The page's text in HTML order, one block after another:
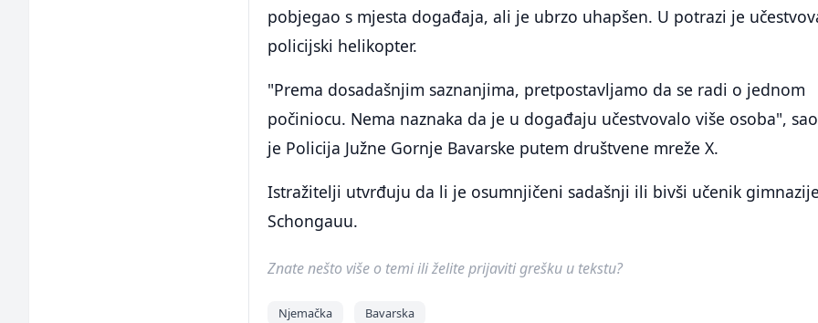
pobjegao s mjesta događaja, ali je ubrzo uhapšen. U potrazi je
policijski helikopter.
"Prema dosadašnjim saznanjima, pretpostavljamo da se radi o jednom
počiniocu. Nema naznaka da je u događaju učestvovalo više osoba",
je Policija Južne Gornje Bavarske putem društvene mreže X.
Istražitelji utvrđuju da li je osumnjičeni sadašnji ili bivši učenik
Schongauu.
Znate nešto više o temi ili želite prijaviti grešku u tekstu?
Njemačka Bavarska